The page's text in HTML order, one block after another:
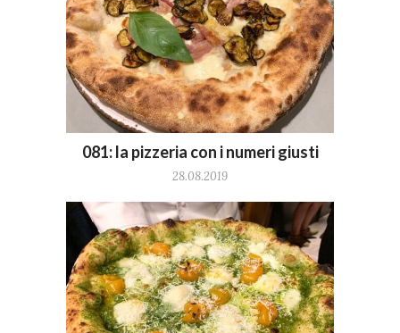
081: la pizzeria con i numeri giusti
28.08.2019